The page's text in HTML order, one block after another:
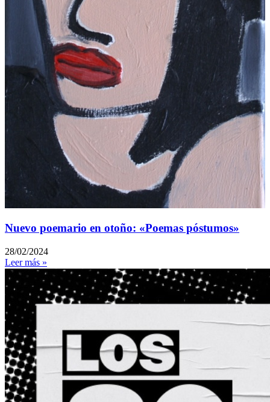
Nuevo poemario en otoño: «Poemas póstumos»
28/02/2024
Leer más »